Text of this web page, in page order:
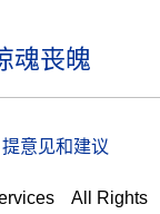
魂丧魄
意见和建议
All Rights